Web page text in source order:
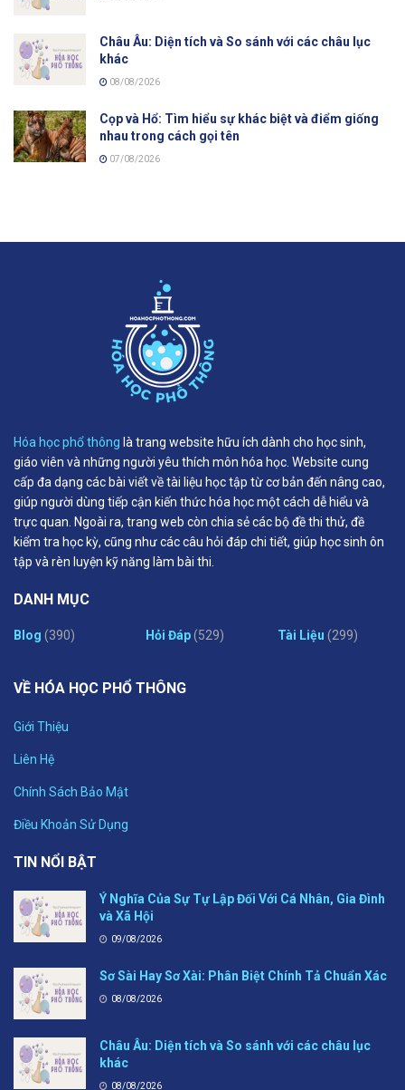
Châu Âu: Diện tích và So sánh với các châu lục
khác
08/08/2026
Cọp và Hổ: Tìm hiểu sự khác biệt và điểm giống
nhau trong cách gọi tên
07/08/2026
Hóa học phổ thông là trang website hữu ích dành cho học sinh,
giáo viên và những người yêu thích môn hóa học. Website cung
cấp đa dạng các bài viết về tài liệu học tập từ cơ bản đến nâng cao,
giúp người dùng tiếp cận kiến thức hóa học một cách dễ hiểu và
trực quan. Ngoài ra, trang web còn chia sẻ các bộ đề thi thử, đề
kiểm tra học kỳ, cũng như các câu hỏi đáp chi tiết, giúp học sinh ôn
tập và rèn luyện kỹ năng làm bài thi.
DANH MỤC
Blog (390) Hỏi Đáp(529) Tài Liệu (299)
VỀ HÓA HỌC PHỔ THÔNG
Giới Thiệu
Liên Hệ
Chính Sách Bảo Mật
Điều Khoản Sử Dụng
TIN NỔI BẬT
Ý Nghĩa Của Sự Tự Lập Đối Với Cá Nhân, Gia Đình
và Xã Hội
09/08/2026
Sơ Sài Hay Sơ Xài: Phân Biệt Chính Tả Chuẩn Xác
08/08/2026
Châu Âu: Diện tích và So sánh với các châu lục
khác
08/08/2026